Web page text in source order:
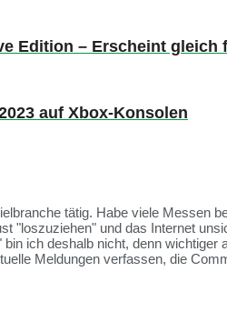
Edition – Erscheint gleich
auf Xbox-Konsolen
tätig. Habe viele Messen
"loszuziehen" und das Internet
ich deshalb nicht, denn
Meldungen verfassen, die